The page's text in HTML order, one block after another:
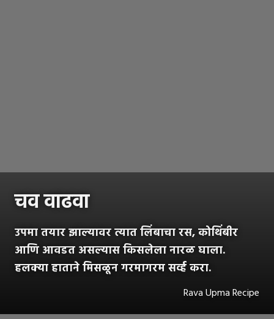
चव वाढवा
उपमा तयार झाल्यावर त्यात लिंबाचा रस, कोथिंबीर
आणि आवडत असल्यास किसलेला नारळ घाला.
हलक्या हाताने मिसळून गरमागरम सर्व्ह करा.
Rava Upma Recipe